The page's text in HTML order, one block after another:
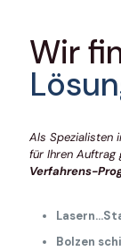
Wir
Als Spezialisten
für Ihren Auftrag
Verfahrens-
Lasern...
Bolzen